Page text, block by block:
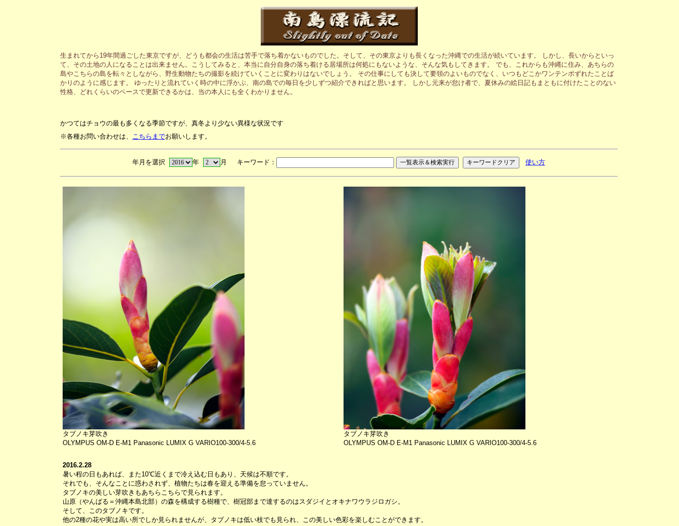
生まれてから19年間過ごした東京ですが、どうも都会の生活は苦手で落ち着かないものでした。そして、その東京よりも長くなった沖縄での生活が続いています。 しかし、長いからといっ
て、その土地の人になることは出来ません。こうしてみると、本当に自分自身の落ち着ける居場所は何処にもないような、そんな気もしてきます。 でも、これからも沖縄に住み、あちらの
島やこちらの島を転々としながら、野生動物たちの撮影を続けていくことに変わりはないでしょう。 その仕事にしても決して要領のよいものでなく、いつもどこかワンテンポずれたことば
かりのように感じます。 ゆったりと流れていく時の中に浮かぶ、南の島での毎日を少しずつ紹介できればと思います。 しかし元来が怠け者で、夏休みの絵日記もまともに付けたことのない
性格、どれくらいのペースで更新できるかは、当の本人にも全くわかりません。
かつてはチョウの最も多くなる季節ですが、真冬より少ない異様な状況です
※各種お問い合わせは、 こちらまでお願いします。
年月を選択 年 月 キーワード： 使い方
タブノキ芽吹き
OLYMPUS OM-D E-M1 Panasonic LUMIX G VARIO100-300/4-5.6
タブノキ芽吹き
OLYMPUS OM-D E-M1 Panasonic LUMIX G VARIO100-300/4-5.6
2016.2.28
暑い程の日もあれば、また10℃近くまで冷え込む日もあり、天候は不順です。
それでも、そんなことに惑わされず、植物たちは春を迎える準備を怠っていません。
タブノキの美しい芽吹きもあちらこちらで見られます。
山原（やんばる＝沖縄本島北部）の森を構成する樹種で、樹冠部まで達するのはスダジイとオキナワウラジロガシ。
そして、このタブノキです。
他の2種の花や実は高い所でしか見られませんが、タブノキは低い枝でも見られ、この美しい色彩を楽しむことができます。